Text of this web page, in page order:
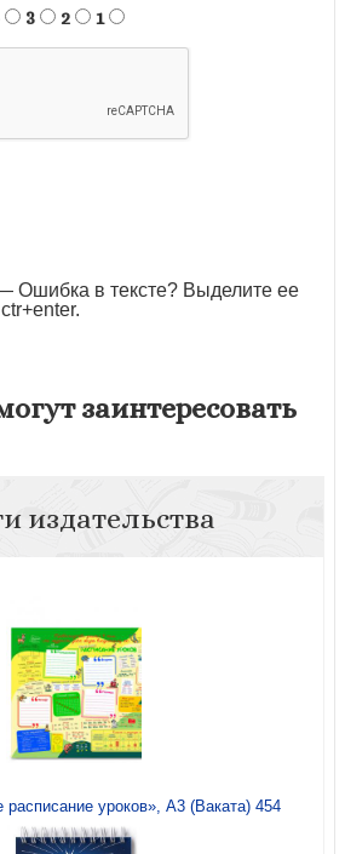
3 2 1
Ошибка в тексте? Выделите ее
заинтересовать
издательства
расписание уроков», А3 (Ваката) 454